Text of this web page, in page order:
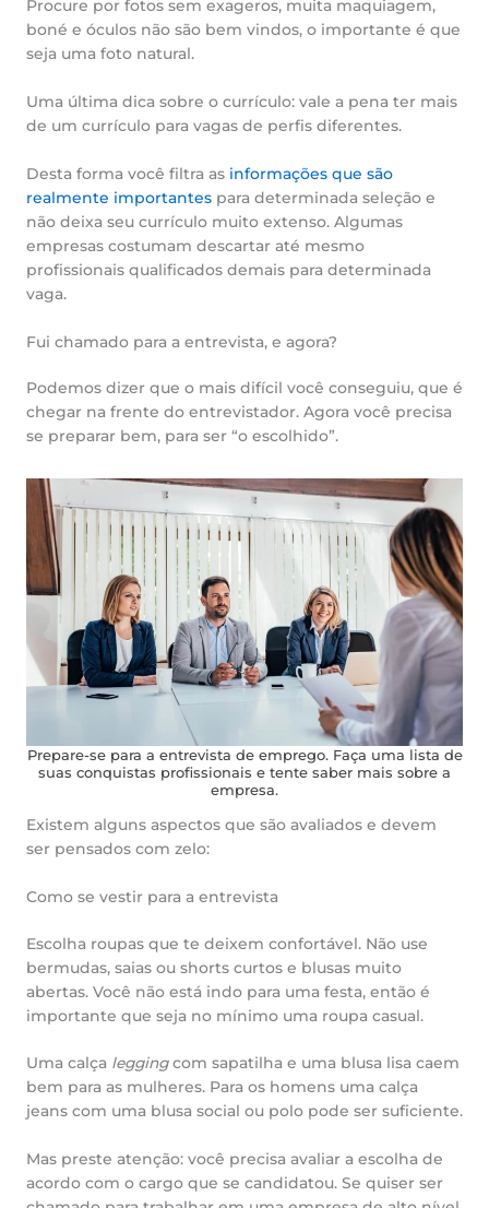
Procure por fotos sem exageros, muita maquiagem,
boné e óculos não são bem vindos, o importante é que
seja uma foto natural.
Uma última dica sobre o currículo: vale a pena ter mais
de um currículo para vagas de perfis diferentes.
Desta forma você filtra as informações que são
realmente importantes para determinada seleção e
não deixa seu currículo muito extenso. Algumas
empresas costumam descartar até mesmo
profissionais qualificados demais para determinada
vaga.
Fui chamado para a entrevista, e agora?
Podemos dizer que o mais difícil você conseguiu, que é
chegar na frente do entrevistador. Agora você precisa
se preparar bem, para ser “o escolhido”.
Prepare-se para a entrevista de emprego. Faça uma lista de
suas conquistas profissionais e tente saber mais sobre a
empresa.
Existem alguns aspectos que são avaliados e devem
ser pensados com zelo:
Como se vestir para a entrevista
Escolha roupas que te deixem confortável. Não use
bermudas, saias ou shorts curtos e blusas muito
abertas. Você não está indo para uma festa, então é
importante que seja no mínimo uma roupa casual.
Uma calça leggingcom sapatilha e uma blusa lisa caem
bem para as mulheres. Para os homens uma calça
jeans com uma blusa social ou polo pode ser suficiente.
Mas preste atenção: você precisa avaliar a escolha de
acordo com o cargo que se candidatou. Se quiser ser